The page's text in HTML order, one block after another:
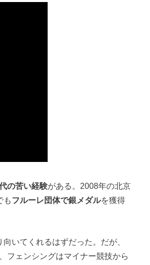
の苦い経験がある。2008年の北京
もフルーレ団体で銀メダルを獲得
いてくれるはずだった。だが、
フェンシングはマイナー競技から